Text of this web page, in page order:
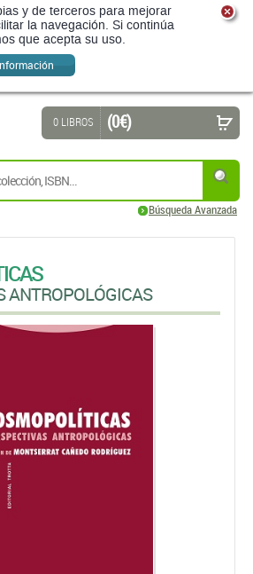
y de terceros para mejorar
la navegación. Si continúa
que acepta su uso.
Búsqueda Avanzada
0 LIBROS (0 €)
ANTROPOLÓGICAS